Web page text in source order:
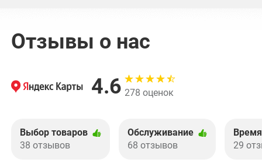
Отзывы о нас
4.6 278 оценок
Выбор товаров
38 отзывов
Обслуживание
68 отзывов
29